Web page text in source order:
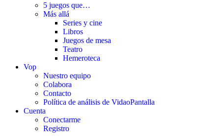
5 juegos que…
Más allá
Series y cine
Libros
Juegos de mesa
Teatro
Hemeroteca
Vop
Nuestro equipo
Colabora
Contacto
Política de análisis de VidaoPantalla
Cuenta
Conectarme
Registro